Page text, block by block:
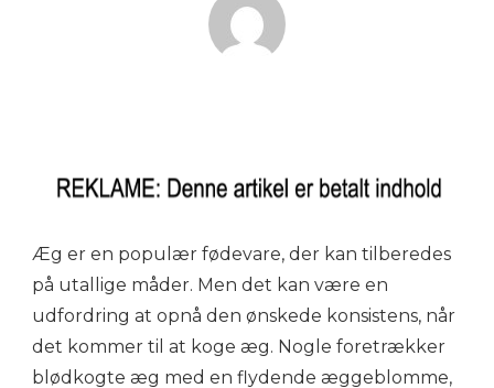
Æg er en populær fødevare, der kan tilberedes
på utallige måder. Men det kan være en
udfordring at opnå den ønskede konsistens, når
det kommer til at koge æg. Nogle foretrækker
blødkogte æg med en flydende æggeblomme,